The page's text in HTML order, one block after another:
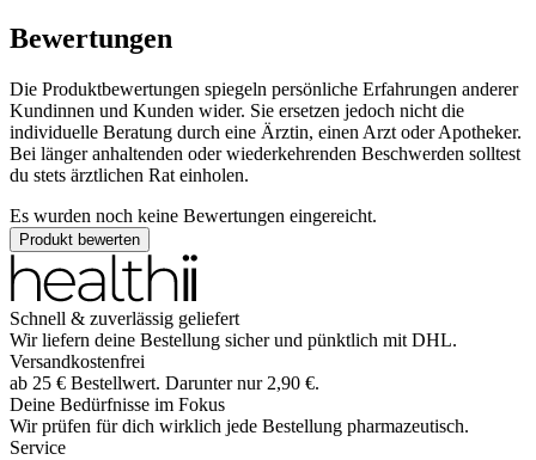
Bewertungen
Die Produktbewertungen spiegeln persönliche Erfahrungen anderer
Kundinnen und Kunden wider. Sie ersetzen jedoch nicht die
individuelle Beratung durch eine Ärztin, einen Arzt oder Apotheker.
Bei länger anhaltenden oder wiederkehrenden Beschwerden solltest
du stets ärztlichen Rat einholen.
Es wurden noch keine Bewertungen eingereicht.
Produkt bewerten
Schnell & zuverlässig geliefert
Wir liefern deine Bestellung sicher und pünktlich mit DHL.
Versandkostenfrei
ab 25 € Bestellwert. Darunter nur 2,90 €.
Deine Bedürfnisse im Fokus
Wir prüfen für dich wirklich jede Bestellung pharmazeutisch.
Service